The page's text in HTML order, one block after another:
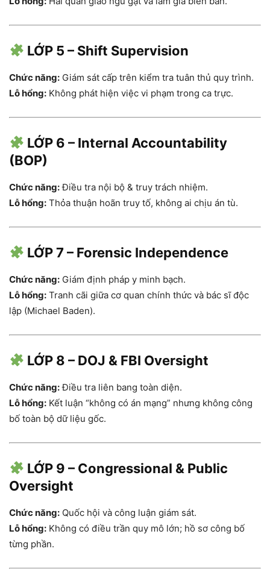
LỚP 5 – Shift Supervision
Chức năng: Giám sát cấp trên kiểm tra tuân thủ quy trình.
Lỗ hổng: Không phát hiện việc vi phạm trong ca trực.
LỚP 6 – Internal Accountability
(BOP)
Chức năng:Điều tra nội bộ & truy trách nhiệm.
Lỗ hổng: Thỏa thuận hoãn truy tố, không ai chịu án tù.
LỚP 7 – Forensic Independence
Chức năng: Giám định pháp y minh bạch.
Lỗ hổng: Tranh cãi giữa cơ quan chính thức và bác sĩ độc
lập (Michael Baden).
LỚP 8 – DOJ & FBI Oversight
Chức năng:Điều tra liên bang toàn diện.
Lỗ hổng: Kết luận “không có án mạng” nhưng không công
bố toàn bộ dữ liệu gốc.
LỚP 9 – Congressional & Public
Oversight
Chức năng: Quốc hội và công luận giám sát.
Lỗ hổng: Không có điều trần quy mô lớn; hồ sơ công bố
từng phần.